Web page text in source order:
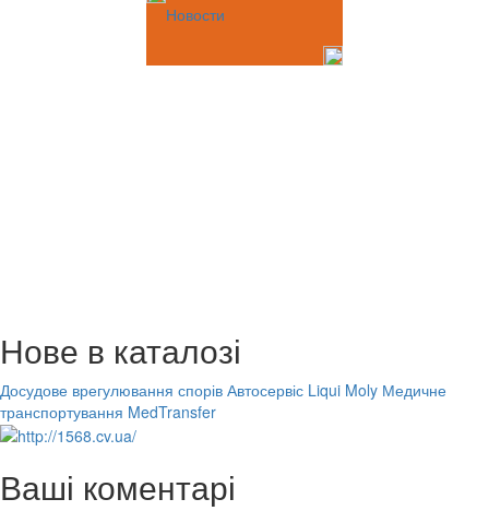
Новости
Нове в каталозі
Досудове врегулювання спорів Автосервіс Liqui Moly Медичне
транспортування MedTransfer
Ваші коментарі